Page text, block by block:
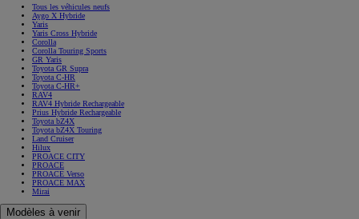
Tous les véhicules neufs
Aygo X Hybride
Yaris
Yaris Cross Hybride
Corolla
Corolla Touring Sports
GR Yaris
Toyota GR Supra
Toyota C-HR
Toyota C-HR+
RAV4
RAV4 Hybride Rechargeable
Prius Hybride Rechargeable
Toyota bZ4X
Toyota bZ4X Touring
Land Cruiser
Hilux
PROACE CITY
PROACE
PROACE Verso
PROACE MAX
Mirai
Modèles à venir